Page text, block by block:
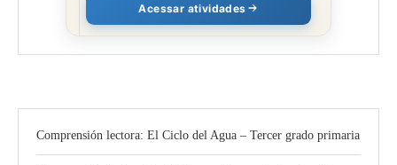
Acessar atividades
Comprensión lectora: El Ciclo del Agua – Tercer grado primaria